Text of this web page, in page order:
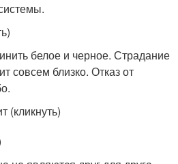
белое и черное. Страдание
совсем близко. Отказ от
(кликнуть)